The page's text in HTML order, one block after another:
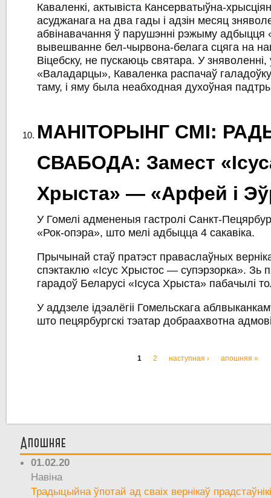
Каваленкі, актывіста Кансерватыўна-
асуджанага на два гады і адзін месяц
абвінавачання ў парушэнні рэжыму адбыцця
вывешванне бел-чырвона-белага сцяга на
Віцебску, не пускаюць святара. У
«Валадарцы», Каваленка распачаў
таму, і яму была неабходная духоўная
МАНІТОРЫНГ СМІ:
СВАБОДА: Замест
Хрыста» — «Арфей і
У Гомелі адмененыя гастролі Санкт-
«Рок-опэра», што мелі адбыцца 4 сакавіка.
Прычынай стаў пратэст праваслаўных
спэктаклю «Ісус Хрыстос — супэрзорка». Зь
гарадоў Беларусі «Ісуса Хрыста» пабачылі
У аддзеле ідэалёгіі Гомельскага
што пецярбургскі тэатар добраахвотна
1 2 наступная › апошняя »
Апошняе
01.02.20
Навіна
Традыцыйна ўпотай ад сваіх вернікаў